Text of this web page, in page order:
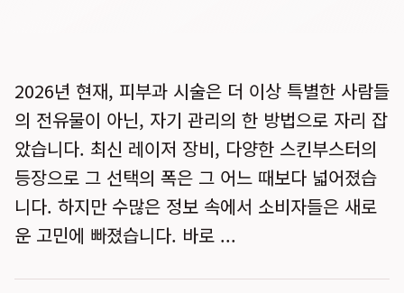
2026년 현재, 피부과 시술은 더 이상 특별한 사람들
의 전유물이 아닌, 자기 관리의 한 방법으로 자리 잡
았습니다. 최신 레이저 장비, 다양한 스킨부스터의
등장으로 그 선택의 폭은 그 어느 때보다 넓어졌습
니다. 하지만 수많은 정보 속에서 소비자들은 새로
운 고민에 빠졌습니다. 바로 ...